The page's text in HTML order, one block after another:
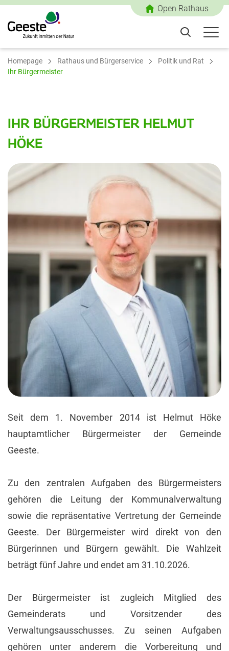
Open Rathaus
Homepage Rathaus und Bürgerservice
Politik und Rat
Ihr Bürgermeister
IHR BÜRGERMEISTER HELMUT
HÖKE
Seit dem 1. November 2014 ist Helmut Höke
hauptamtlicher Bürgermeister der Gemeinde
Geeste.
Zu den zentralen Aufgaben des Bürgermeisters
gehören die Leitung der Kommunalverwaltung
sowie die repräsentative Vertretung der Gemeinde
Geeste. Der Bürgermeister wird direkt von den
Bürgerinnen und Bürgern gewählt. Die Wahlzeit
beträgt fünf Jahre und endet am 31.10.2026.
Der Bürgermeister ist zugleich Mitglied des
Gemeinderats und Vorsitzender des
Verwaltungsausschusses. Zu seinen Aufgaben
gehören unter anderem die Vorbereitung und